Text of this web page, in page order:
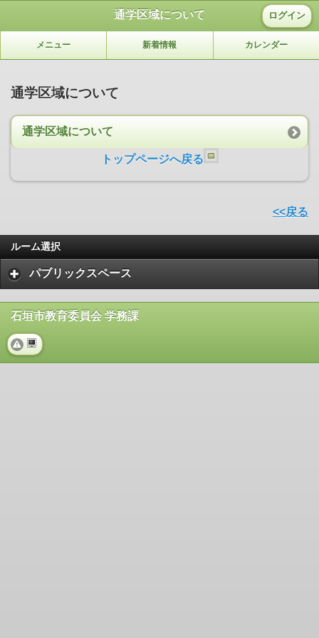
通学区域について ログイン
メニュー 新着情報 カレンダー
通学区域について
通学区域について
トップページへ戻る
<<戻る
ルーム選択
パブリックスペース
石垣市教育委員会 学務課